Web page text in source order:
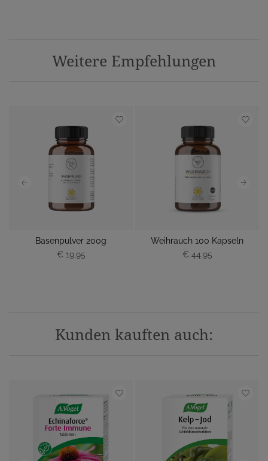
Weitere Empfehlungen
Basenpulver 200g
€ 19,95
Weihrauch 100 Kapseln
€ 44,95
Kunden kauften auch: